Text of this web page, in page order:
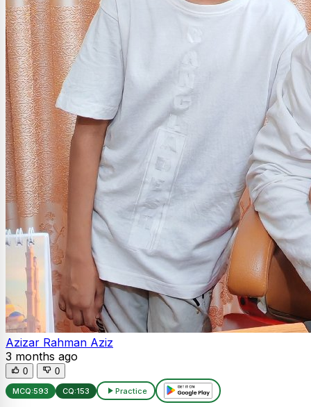
Azizar Rahman Aziz
3 months ago
0 0
MCQ:593 CQ:153 Practice